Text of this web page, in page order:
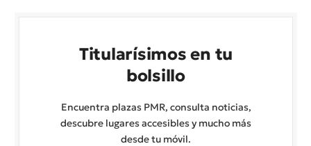
Titularísimos en tu
bolsillo
Encuentra plazas PMR, consulta noticias,
descubre lugares accesibles y mucho más
desde tu móvil.